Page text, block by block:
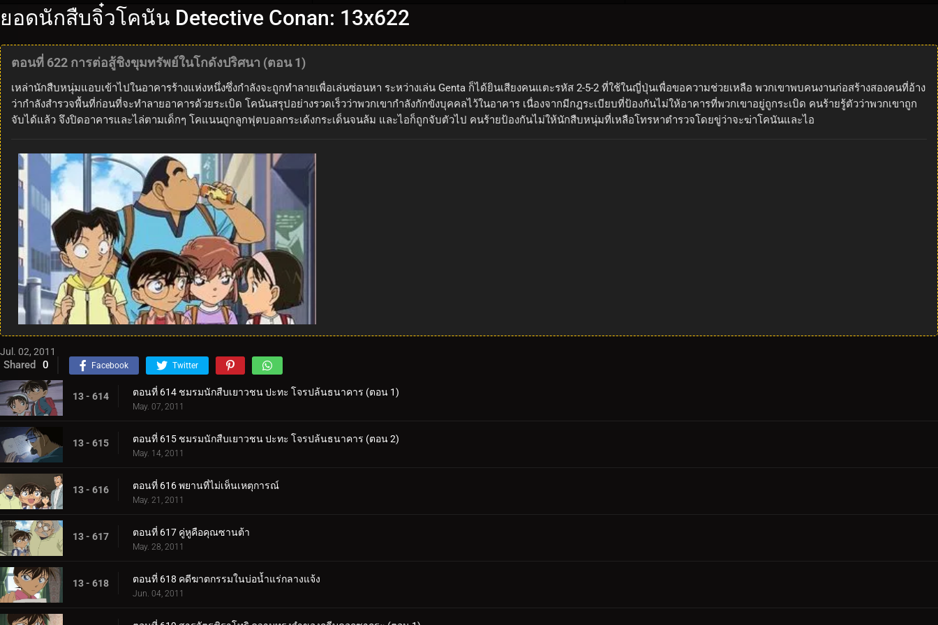
ยอดนักสืบจิ๋วโคนัน Detective Conan: 13x622
ตอนที่ 622 การต่อสู้ชิงขุมทรัพย์ในโกดังปริศนา (ตอน 1)
เหล่านักสืบหนุ่มแอบเข้าไปในอาคารร้างแห่งหนึ่งซึ่งกำลังจะถูกทำลายเพื่อเล่นซ่อนหา ระหว่างเล่น Genta ก็ได้ยินเสียงคนแตะรหัส 2-5-2 ที่ใช้ในญี่ปุ่นเพื่อขอความช่วยเหลือ พวกเขาพบคนงานก่อสร้างสองคนที่อ้าง
ว่ากำลังสำรวจพื้นที่ก่อนที่จะทำลายอาคารด้วยระเบิด โคนันสรุปอย่างรวดเร็วว่าพวกเขากำลังกักขังบุคคลไว้ในอาคาร เนื่องจากมีกฎระเบียบที่ป้องกันไม่ให้อาคารที่พวกเขาอยู่ถูกระเบิด คนร้ายรู้ตัวว่าพวกเขาถูก
จับได้แล้ว จึงปิดอาคารและไล่ตามเด็กๆ โคแนนถูกลูกฟุตบอลกระเด้งกระเด็นจนล้ม และไอก็ถูกจับตัวไป คนร้ายป้องกันไม่ให้นักสืบหนุ่มที่เหลือโทรหาตำรวจโดยขู่ว่าจะฆ่าโคนันและไอ
Jul. 02, 2011
Shared 0 Facebook Twitter
13 - 614 ตอนที่ 614 ชมรมนักสืบเยาวชน ปะทะ โจรปล้นธนาคาร (ตอน 1)
May. 07, 2011
13 - 615 ตอนที่ 615 ชมรมนักสืบเยาวชน ปะทะ โจรปล้นธนาคาร (ตอน 2)
May. 14, 2011
13 - 616 ตอนที่ 616 พยานที่ไม่เห็นเหตุการณ์
May. 21, 2011
13 - 617 ตอนที่ 617 คู่หูคือคุณซานต้า
May. 28, 2011
13 - 618 ตอนที่ 618 คดีฆาตกรรมในบ่อน้ำแร่กลางแจ้ง
Jun. 04, 2011